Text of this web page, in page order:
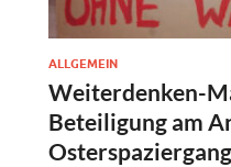
ALLGEMEIN
Weiterdenken-
Beteiligung am